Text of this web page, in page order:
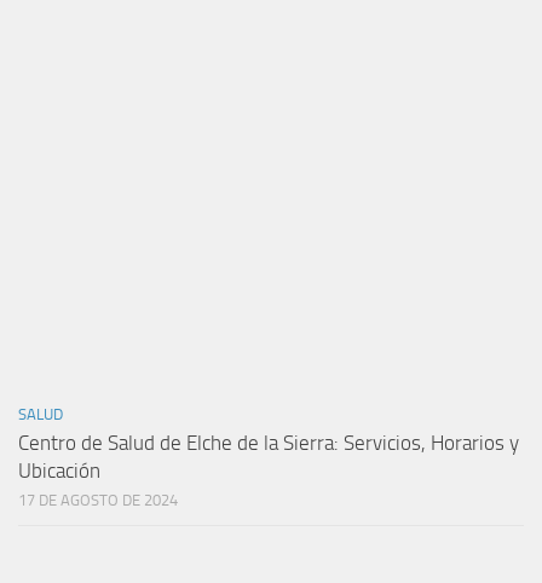
SALUD
Centro de Salud de Elche de la Sierra: Servicios, Horarios y
Ubicación
17 DE AGOSTO DE 2024